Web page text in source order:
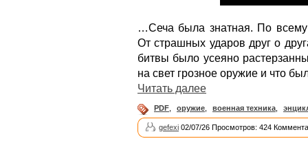
…Сеча была знатная. По
От страшных ударов друг о
битвы было усеяно
на свет грозное оружие и что
Читать далее
PDF, оружие, военная техника,
gefexi 02/07/26 Просмотров: 424